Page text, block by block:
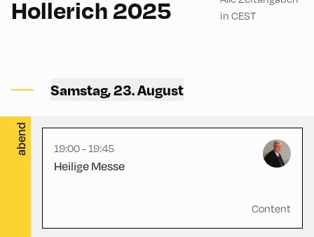
Hollerich 2025
in CEST
Samstag, 23. August
abend
Church
19:00 - 19:45
Heilige Messe
Content